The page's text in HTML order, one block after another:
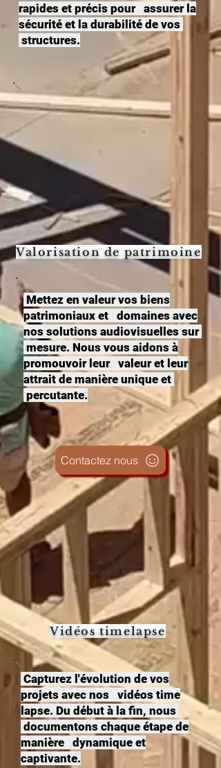
rapides et précis pour assurer la
sécurité et la durabilité de vos
structures.
Valorisation de patrimoine
Mettez en valeur vos biens
patrimoniaux et domaines avec
nos solutions audiovisuelles sur
mesure. Nous vous aidons à
promouvoir leur valeur et leur
attrait de manière unique et
percutante.
Contactez nous
Vidéos timelapse
Capturez l'évolution de vos
projets avec nos vidéos time
lapse. Du début à la fin, nous
documentons chaque étape de
manière dynamique et
captivante.